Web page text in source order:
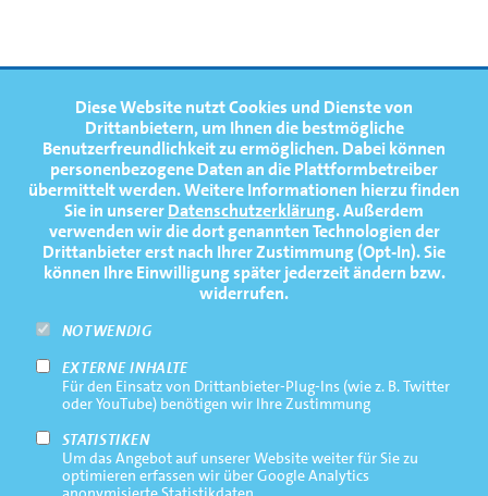
Diese Website nutzt Cookies und Dienste von
Drittanbietern, um Ihnen die bestmögliche
Benutzerfreundlichkeit zu ermöglichen.Dabei können
personenbezogene Daten an die Plattformbetreiber
übermittelt werden. Weitere Informationen hierzu finden
Sie in unsererDatenschutzerklärung. Außerdem
verwenden wir die dort genannten Technologien der
Drittanbieter erst nach Ihrer Zustimmung (Opt-In). Sie
können Ihre Einwilligung später jederzeit ändern bzw.
widerrufen.
NOTWENDIG
EXTERNE INHALTE
Für den Einsatz von Drittanbieter-Plug-Ins (wie z. B. Twitter
oder YouTube) benötigen wir Ihre Zustimmung
STATISTIKEN
Um das Angebot auf unserer Website weiter für Sie zu
optimieren erfassen wir über Google Analytics
FOOTERNAVIGATION
NEWS
TERMINE
MEDIATHEK
PRESSE
FAQ
NEWSLETTER
Footernavigation
Bottom
Impressum
Datenschutz